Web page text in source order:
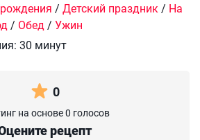
/ Детский праздник/ На
/ Обед/ Ужин
30 минут
0
на основе 0 голосов
рецепт